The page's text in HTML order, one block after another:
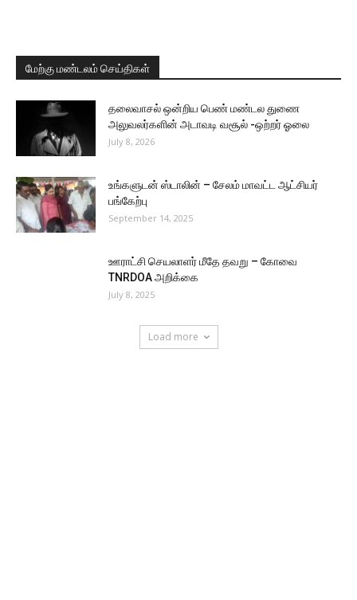
மேற்கு மண்டலம் செய்திகள்
தலைவாசல் ஒன்றிய பெண் மண்டல துணை
அலுவலர்களின் அடாவடி வசூல் -ஒற்றர் ஓலை
July 8, 2026
உங்களுடன் ஸ்டாலின் – சேலம் மாவட்ட ஆட்சியர்
பங்கேற்பு
September 14, 2025
ஊராட்சி செயலாளர் மீதே தவறு – கோவை
TNRDOA அறிக்கை
July 8, 2025
Load more